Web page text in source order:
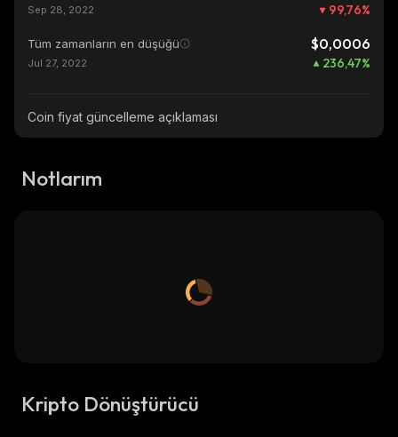
Sep 28, 2022 99,76%
Tüm zamanların en düşüğü $0,0006
Jul 27, 2022 236,47%
Coin fiyat güncelleme açıklaması
Notlarım
Kripto Dönüştürücü